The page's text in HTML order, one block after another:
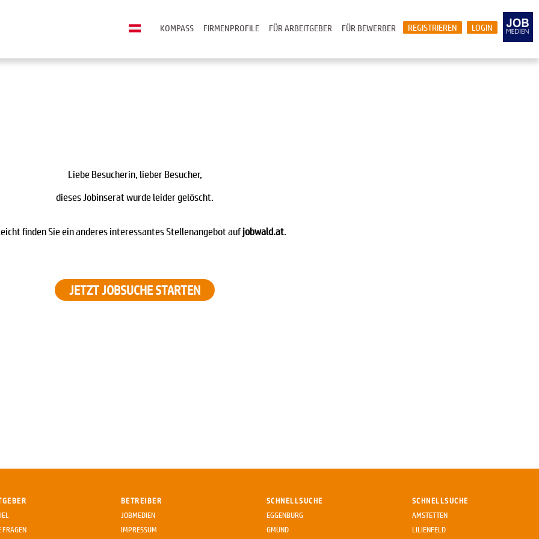
LOGIN
REGISTRIEREN
FÜR BEWERBER
FÜR ARBEITGEBER
FIRMENPROFILE
KOMPASS
Liebe Besucherin, lieber Besucher,
dieses Jobinserat wurde leider gelöscht.
finden Sie ein anderes interessantes Stellenangebot aufjobwald.at
JETZT JOBSUCHE STARTEN
FRAGEN
BETREIBER
JOBMEDIEN
IMPRESSUM
SCHNELLSUCHE
EGGENBURG
GMÜND
SCHNELLSUCHE
AMSTETTEN
LILIENFELD